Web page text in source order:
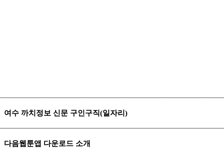
여수 까치정보 신문 구인구직(일자리)
다음웹툰앱 다운로드 소개